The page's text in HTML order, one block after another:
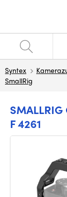
Syntex
SmallRig
SMALLRIG
F 4261